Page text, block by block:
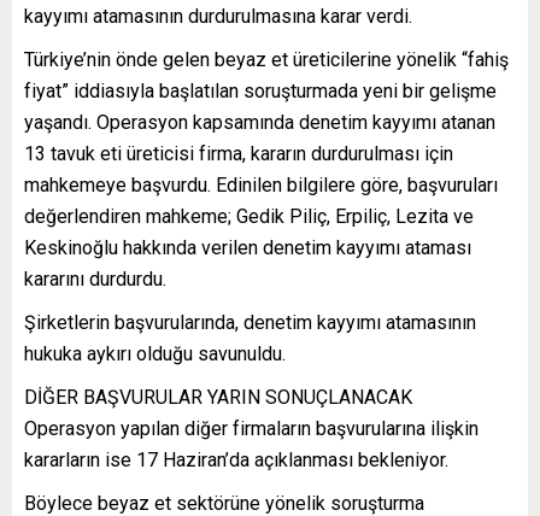
kayyımı atamasının durdurulmasına karar verdi.
Türkiye’nin önde gelen beyaz et üreticilerine yönelik “fahiş
fiyat” iddiasıyla başlatılan soruşturmada yeni bir gelişme
yaşandı. Operasyon kapsamında denetim kayyımı atanan
13 tavuk eti üreticisi firma, kararın durdurulması için
mahkemeye başvurdu. Edinilen bilgilere göre, başvuruları
değerlendiren mahkeme; Gedik Piliç, Erpiliç, Lezita ve
Keskinoğlu hakkında verilen denetim kayyımı ataması
kararını durdurdu.
Şirketlerin başvurularında, denetim kayyımı atamasının
hukuka aykırı olduğu savunuldu.
DİĞER BAŞVURULAR YARIN SONUÇLANACAK
Operasyon yapılan diğer firmaların başvurularına ilişkin
kararların ise 17 Haziran’da açıklanması bekleniyor.
Böylece beyaz et sektörüne yönelik soruşturma